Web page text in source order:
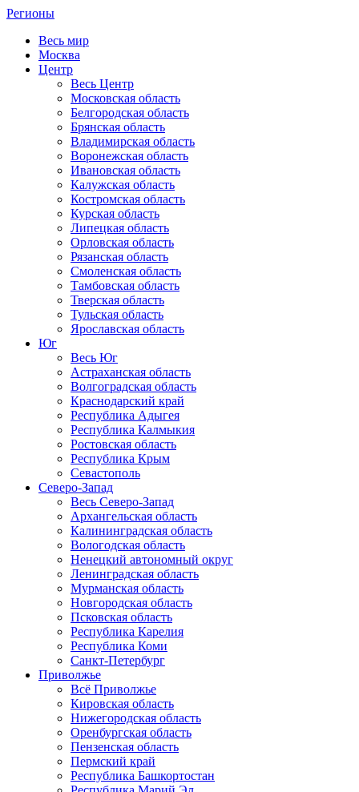
Регионы
Весь мир
Москва
Центр
Весь Центр
Московская область
Белгородская область
Брянская область
Владимирская область
Воронежская область
Ивановская область
Калужская область
Костромская область
Курская область
Липецкая область
Орловская область
Рязанская область
Смоленская область
Тамбовская область
Тверская область
Тульская область
Ярославская область
Юг
Весь Юг
Астраханская область
Волгоградская область
Краснодарский край
Республика Адыгея
Республика Калмыкия
Ростовская область
Республика Крым
Севастополь
Северо-Запад
Весь Северо-Запад
Архангельская область
Калининградская область
Вологодская область
Ненецкий автономный округ
Ленинградская область
Мурманская область
Новгородская область
Псковская область
Республика Карелия
Республика Коми
Санкт-Петербург
Приволжье
Всё Приволжье
Кировская область
Нижегородская область
Оренбургская область
Пензенская область
Пермский край
Республика Башкортостан